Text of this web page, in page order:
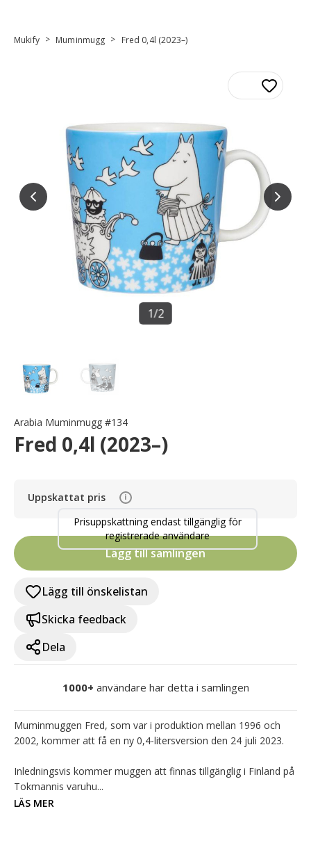
Mukify > Muminmugg > Fred 0,4l (2023–)
1/2
Arabia Muminmugg #134
Fred 0,4l (2023–)
Uppskattat pris i
Prisuppskattning endast tillgänglig för
registrerade användare
Lägg till samlingen
Lägg till önskelistan
Skicka feedback
Dela
1000+ användare har detta i samlingen
Muminmuggen Fred, som var i produktion mellan 1996 och
2002, kommer att få en ny 0,4-litersversion den 24 juli 2023.
Inledningsvis kommer muggen att finnas tillgänglig i Finland på
Tokmannis varuhu...
LÄS MER